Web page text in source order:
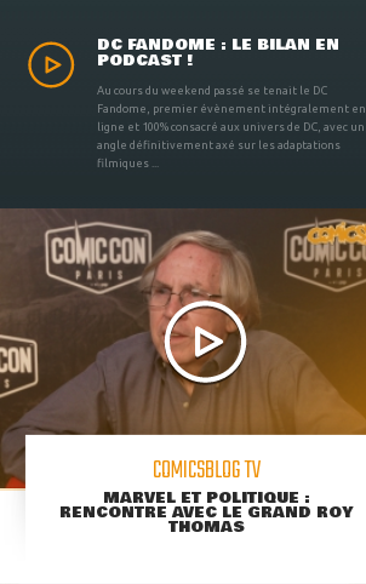
DC FANDOME : LE BILAN EN
PODCAST !
Au cours du weekend passé se tenait le DC
Fandome, premier évènement intégralement en
ligne et 100% consacré aux univers de DC, avec un
angle définitivement axé sur les adaptations
filmiques ...
COMICSBLOG TV
MARVEL ET POLITIQUE :
RENCONTRE AVEC LE GRAND ROY
THOMAS